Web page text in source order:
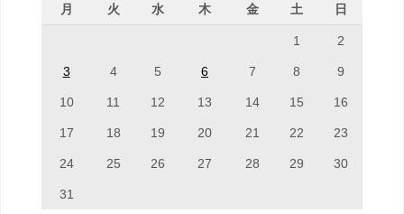
月 火 水 木 金 土 日
1 2
3 4 5 6 7 8 9
10 11 12 13 14 15 16
17 18 19 20 21 22 23
24 25 26 27 28 29 30
31